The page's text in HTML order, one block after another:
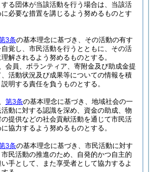
る団体が当該活動を行う場合は、当該活
必要な措置を講じるよう努めるものとす
3条の基本理念に基づき、その活動の有す
覚し、市民活動を行うとともに、その活
解されるよう努めるものとする。
会員、ボランティア、寄附金及び助成金提
活動状況及び成果等についての情報を積
明する責任を負うものとする。
第3条の基本理念に基づき、地域社会の一
動に対する認識を深め、資金の助成、物
提供などの社会貢献活動を通じて市民活
協力するよう努めるものとする。
3条の基本理念に基づき、市民活動に対す
民活動の推進のため、自発的かつ自主的
手として、また享受者として協力するよ